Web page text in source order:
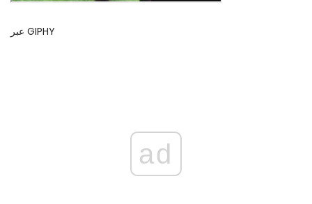
عبر GIPHY
ad